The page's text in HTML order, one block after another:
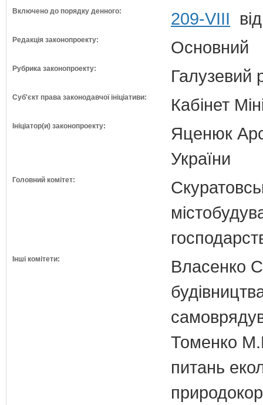
Включено до порядку денного: 209-VIII
Редакція законопроекту: Основний
Рубрика законопроекту: Галузевий
Суб'єкт права законодавчої ініціативи: Кабінет
Ініціатор(и) законопроекту:
Яценюк
України
Головний комітет:
Інші комітети:
Власенко
Томенко
питань